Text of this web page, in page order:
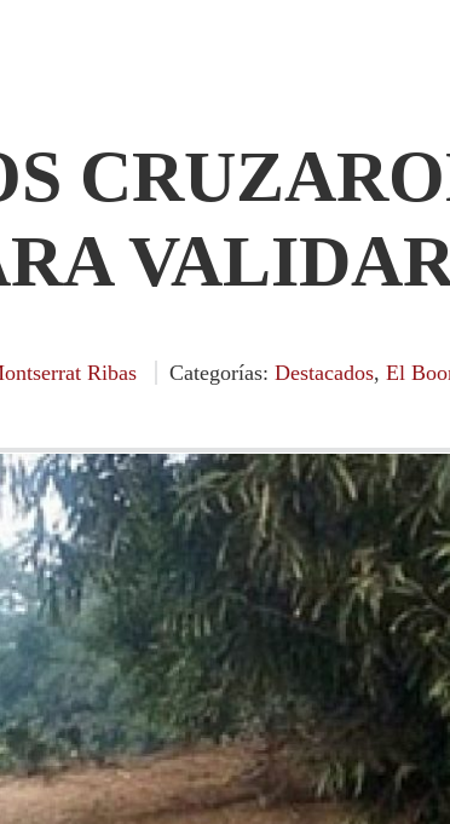
Ribas Categorías: Destacados, El